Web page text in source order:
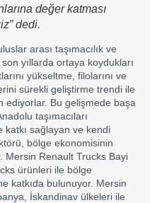
değer katması
dedi.
arası taşımacılık ve
yıllarda ortaya koydukları
yükseltme, filolarını ve
sürekli geliştirme trendi ile
ediyorlar. Bu gelişmede başa
taşımacıları
katkı sağlayan ve kendi
bölge ekonomisinin
Mersin Renault Trucks Bayi
ürünleri ile bölge
katkıda bulunuyor. Mersin
İskandinav ülkeleri ile